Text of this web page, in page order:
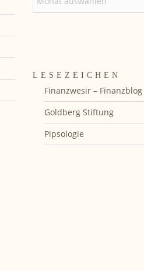
LESEZEICHEN
Finanzwesir – Finanzblog
Goldberg Stiftung
Pipsologie